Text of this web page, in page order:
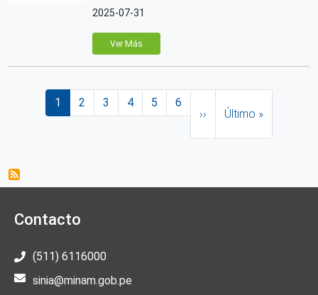
2025-07-31
Ver Más
Paginación
Página actual
1 Página
2 Página
3 Página
4 Página
5 Página
6
››
Último »
Contacto
(511) 6116000
sinia@minam.gob.pe